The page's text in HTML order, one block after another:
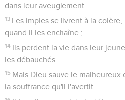
dans leur aveuglement.
13 Les impies se livrent à la colère,
quand il les enchaîne ;
14 Ils perdent la vie dans leur
les débauchés.
15 Mais Dieu sauve le malheureux
la souffrance qu'il l'avertit.